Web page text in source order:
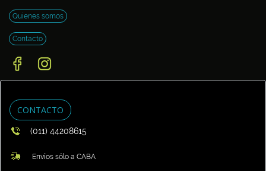
Quienes somos
Contacto
CONTACTO
(011) 44208615
Envíos sólo a CABA